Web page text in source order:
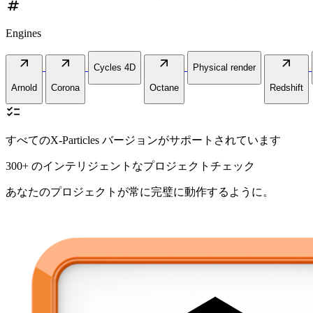
numbers
Engines
arrow_outward
Arnold
arrow_outward
Corona
Cycles 4D arrow_outward
Octane
Physical render arrow_outward
Redshift
checklist
すべてのX-Particles バージョンがサポートされています
300+ のインテリジェントなプロジェクトチェック
あなたのプロジェクトが常に完璧に動作するように。